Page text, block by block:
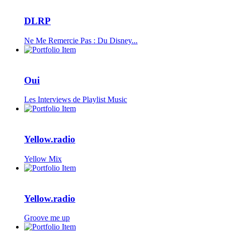
DLRP
Ne Me Remercie Pas : Du Disney...
Oui
Les Interviews de Playlist Music
Yellow.radio
Yellow Mix
Yellow.radio
Groove me up